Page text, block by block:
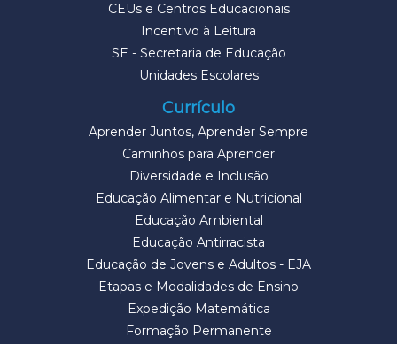
CEUs e Centros Educacionais
Incentivo à Leitura
SE - Secretaria de Educação
Unidades Escolares
Currículo
Aprender Juntos, Aprender Sempre
Caminhos para Aprender
Diversidade e Inclusão
Educação Alimentar e Nutricional
Educação Ambiental
Educação Antirracista
Educação de Jovens e Adultos - EJA
Etapas e Modalidades de Ensino
Expedição Matemática
Formação Permanente